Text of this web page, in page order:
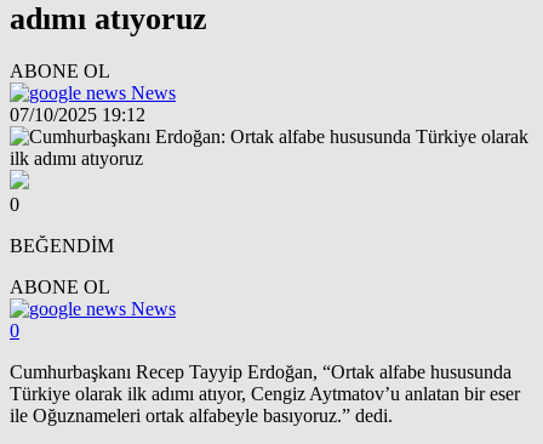
adımı atıyoruz
ABONE OL
News
07/10/2025 19:12
0
BEĞENDİM
ABONE OL
News
0
Cumhurbaşkanı Recep Tayyip Erdoğan, “Ortak alfabe hususunda
Türkiye olarak ilk adımı atıyor, Cengiz Aytmatov’u anlatan bir eser
ile Oğuznameleri ortak alfabeyle basıyoruz.” dedi.